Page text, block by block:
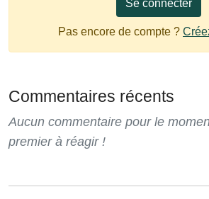
Se connecter
Pas encore de compte ?
Commentaires récents
Aucun commentaire pour le
premier à réagir !